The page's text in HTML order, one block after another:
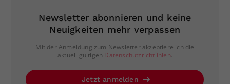
Newsletter abonnieren und keine
Neuigkeiten mehr verpassen
Mit der Anmeldung zum Newsletter akzeptiere ich die
aktuell gültigen Datenschutzrichtlinien.
Jetzt anmelden